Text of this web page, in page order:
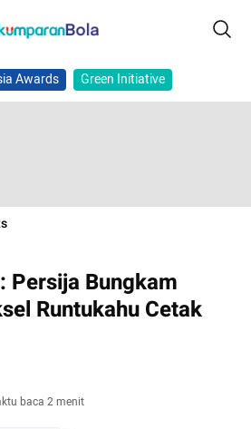
Awards Green Initiative
Persija Bungkam
Runtukahu Cetak
baca 2 menit